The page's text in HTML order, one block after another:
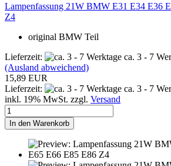
Lampenfassung 21W BMW E31 E34 E36
Z4
original BMW Teil
Lieferzeit:
ca. 3 - 7
(Ausland abweichend)
15,89 EUR
Lieferzeit:
ca. 3 - 7
inkl. 19% MwSt. zzgl. Versand
In den Warenkorb